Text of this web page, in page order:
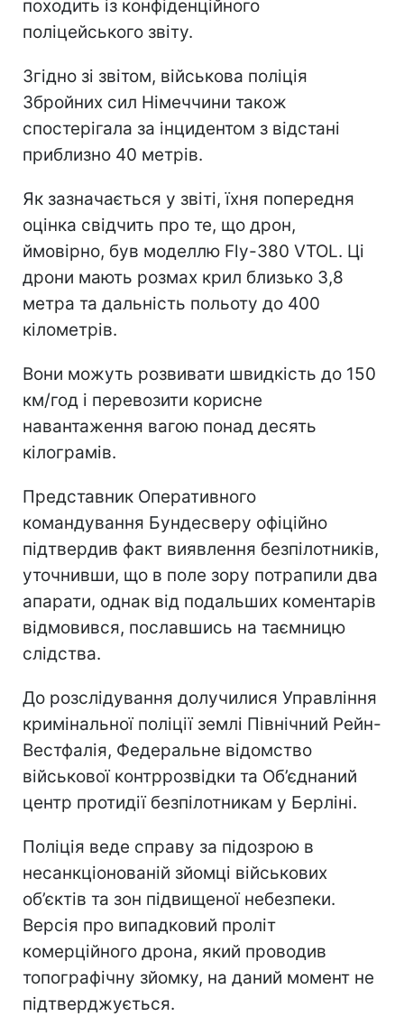
походить із конфіденційного
поліцейського звіту.
Згідно зі звітом, військова поліція
Збройних сил Німеччини також
спостерігала за інцидентом з відстані
приблизно 40 метрів.
Як зазначається у звіті, їхня попередня
оцінка свідчить про те, що дрон,
ймовірно, був моделлю Fly-380 VTOL. Ці
дрони мають розмах крил близько 3,8
метра та дальність польоту до 400
кілометрів.
Вони можуть розвивати швидкість до 150
км/год і перевозити корисне
навантаження вагою понад десять
кілограмів.
Представник Оперативного
командування Бундесверу офіційно
підтвердив факт виявлення безпілотників,
уточнивши, що в поле зору потрапили два
апарати, однак від подальших коментарів
відмовився, пославшись на таємницю
слідства.
До розслідування долучилися Управління
кримінальної поліції землі Північний Рейн-
Вестфалія, Федеральне відомство
військової контррозвідки та Об’єднаний
центр протидії безпілотникам у Берліні.
Поліція веде справу за підозрою в
несанкціонованій зйомці військових
об’єктів та зон підвищеної небезпеки.
Версія про випадковий проліт
комерційного дрона, який проводив
топографічну зйомку, на даний момент не
підтверджується.